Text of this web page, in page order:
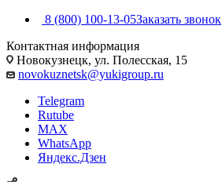
8 (800) 100-13-05Заказать звонок
Контактная информация
Новокузнецк, ул. Полесская, 15
novokuznetsk@yukigroup.ru
Telegram
Rutube
MAX
WhatsApp
Яндекс.Дзен